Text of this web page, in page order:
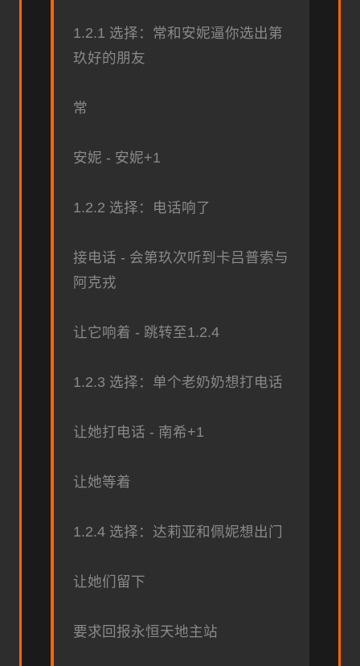
1.2.1 选择：常和安妮逼你选出第
玖好的朋友
常
安妮 - 安妮+1
1.2.2 选择：电话响了
接电话 - 会第玖次听到卡吕普索与
阿克戎
让它响着 - 跳转至1.2.4
1.2.3 选择：单个老奶奶想打电话
让她打电话 - 南希+1
让她等着
1.2.4 选择：达莉亚和佩妮想出门
让她们留下
要求回报永恒天地主站